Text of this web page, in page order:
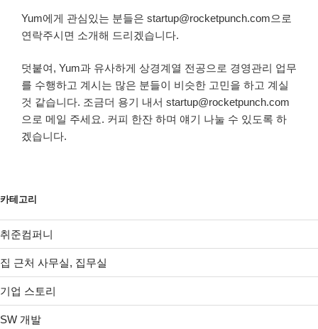
Yum에게 관심있는 분들은 startup@rocketpunch.com으로
연락주시면 소개해 드리겠습니다.
덧붙여, Yum과 유사하게 상경계열 전공으로 경영관리 업무
를 수행하고 계시는 많은 분들이 비슷한 고민을 하고 계실
것 같습니다. 조금더 용기 내서 startup@rocketpunch.com
으로 메일 주세요. 커피 한잔 하며 얘기 나눌 수 있도록 하
겠습니다.
카테고리
취준컴퍼니
집 근처 사무실, 집무실
기업 스토리
SW 개발